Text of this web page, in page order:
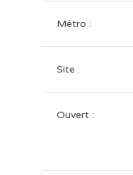
Métro :
Site :
Ouvert :